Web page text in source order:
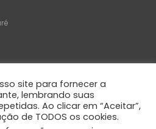
Lda. 2020. All Rights Reserved
site para fornecer a
lembrando suas
Ao clicar em “Aceitar”,
de TODOS os cookies.